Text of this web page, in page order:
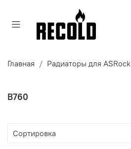
Главная Радиаторы для ASRock
B760